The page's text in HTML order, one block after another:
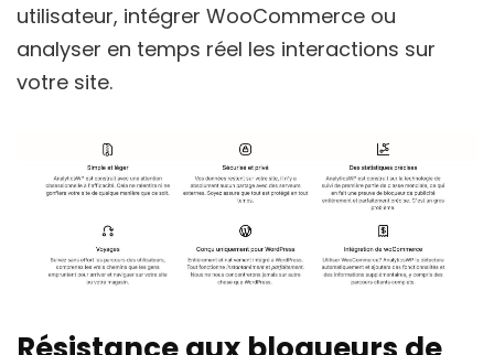
utilisateur, intégrer WooCommerce ou
analyser en temps réel les interactions sur
votre site.